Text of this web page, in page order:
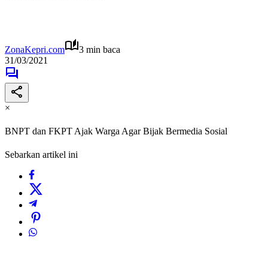
ZonaKepri.com
3 min baca
31/03/2021
×
BNPT dan FKPT Ajak Warga Agar Bijak Bermedia Sosial
Sebarkan artikel ini